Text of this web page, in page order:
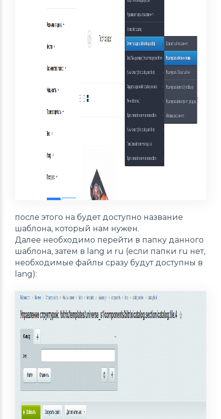
после этого на будет доступно название
шаблона, который нам нужен.
Далее необходимо перейти в папку данного
шаблона, затем в lang и ru (если папки ru нет,
необходимые файлы сразу будут доступны в
lang):